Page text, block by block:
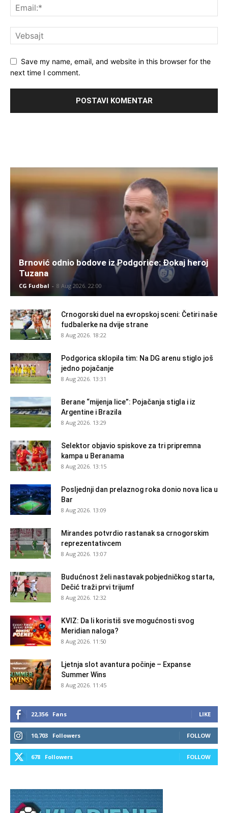
Save my name, email, and website in this browser for the
next time I comment.
Brnović odnio bodove iz Podgorice: Đokaj heroj
Tuzana
CG Fudbal - 8 Aug 2026. 22:00
Crnogorski duel na evropskoj sceni: Četiri naše
fudbalerke na dvije strane
8 Aug 2026. 18:22
Podgorica sklopila tim: Na DG arenu stiglo još
jedno pojačanje
8 Aug 2026. 13:31
Berane “mijenja lice”: Pojačanja stigla i iz
Argentine i Brazila
8 Aug 2026. 13:29
Selektor objavio spiskove za tri pripremna
kampa u Beranama
8 Aug 2026. 13:15
Posljednji dan prelaznog roka donio nova lica u
Bar
8 Aug 2026. 13:09
Mirandes potvrdio rastanak sa crnogorskim
reprezentativcem
8 Aug 2026. 13:07
Budućnost želi nastavak pobjedničkog starta,
Dečić traži prvi trijumf
8 Aug 2026. 12:32
KVIZ: Da li koristiš sve mogućnosti svog
Meridian naloga?
8 Aug 2026. 11:50
Ljetnja slot avantura počinje – Expanse
Summer Wins
8 Aug 2026. 11:45
22,356 Fans LIKE
10,703 Followers FOLLOW
678 Followers FOLLOW